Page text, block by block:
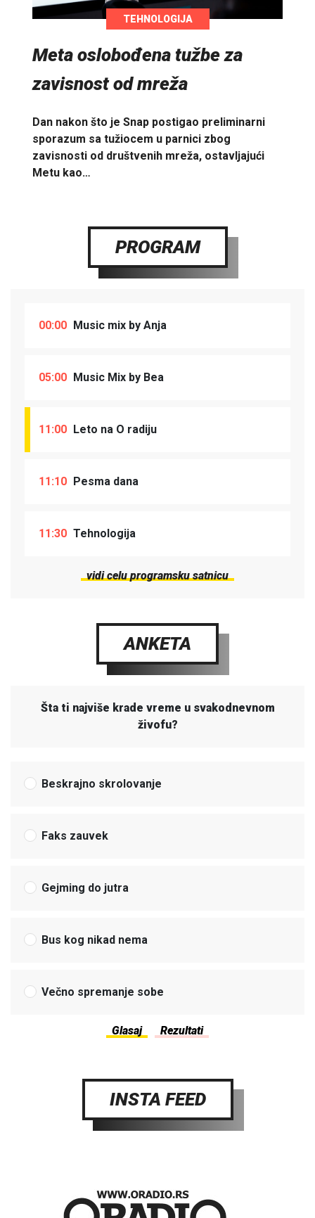
TEHNOLOGIJA
Meta oslobođena tužbe za
zavisnost od mreža
Dan nakon što je Snap postigao preliminarni
sporazum sa tužiocem u parnici zbog
zavisnosti od društvenih mreža, ostavljajući
Metu kao…
PROGRAM
00:00 Music mix by Anja
05:00 Music Mix by Bea
11:00 Leto na O radiju
11:10 Pesma dana
11:30 Tehnologija
vidi celu programsku satnicu
ANKETA
Šta ti najviše krade vreme u svakodnevnom
živofu?
Beskrajno skrolovanje
Faks zauvek
Gejming do jutra
Bus kog nikad nema
Večno spremanje sobe
INSTA FEED